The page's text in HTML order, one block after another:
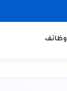
وظائف